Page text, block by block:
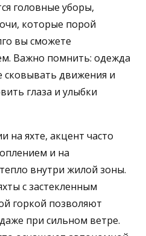
головные уборы,
которые порой
вы сможете
Важно помнить: одежда
сковывать движения и
глаза и улыбки
на яхте, акцент часто
и на
внутри жилой зоны.
с застекленным
горкой позволяют
при сильном ветре.